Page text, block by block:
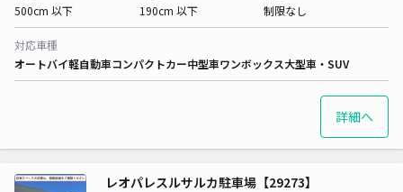
500cm 以下
190cm 以下
制限なし
対応車種
オートバイ軽自動車コンパクトカー中型車ワンボックス大型車・SUV
詳細へ
レオパレスルサルカ駐車場【29273】